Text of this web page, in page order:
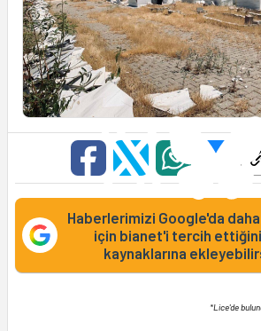
Haberlerimizi Google'da
için bianet'i tercih
kaynaklarına
*Lice'de